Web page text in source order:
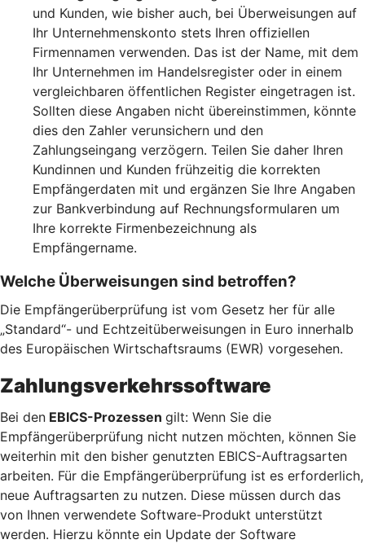
und Kunden, wie bisher auch, bei Überweisungen auf
Ihr Unternehmenskonto stets Ihren offiziellen
Firmennamen verwenden. Das ist der Name, mit dem
Ihr Unternehmen im Handelsregister oder in einem
vergleichbaren öffentlichen Register eingetragen ist.
Sollten diese Angaben nicht übereinstimmen, könnte
dies den Zahler verunsichern und den
Zahlungseingang verzögern. Teilen Sie daher Ihren
Kundinnen und Kunden frühzeitig die korrekten
Empfängerdaten mit und ergänzen Sie Ihre Angaben
zur Bankverbindung auf Rechnungsformularen um
Ihre korrekte Firmenbezeichnung als
Empfängername.
Welche Überweisungen sind betroffen?
Die Empfängerüberprüfung ist vom Gesetz her für alle
„Standard“- und Echtzeitüberweisungen in Euro innerhalb
des Europäischen Wirtschaftsraums (EWR) vorgesehen.
Zahlungsverkehrssoftware
Bei den EBICS-Prozessen gilt: Wenn Sie die
Empfängerüberprüfung nicht nutzen möchten, können Sie
weiterhin mit den bisher genutzten EBICS-Auftragsarten
arbeiten. Für die Empfängerüberprüfung ist es erforderlich,
neue Auftragsarten zu nutzen. Diese müssen durch das
von Ihnen verwendete Software-Produkt unterstützt
werden. Hierzu könnte ein Update der Software